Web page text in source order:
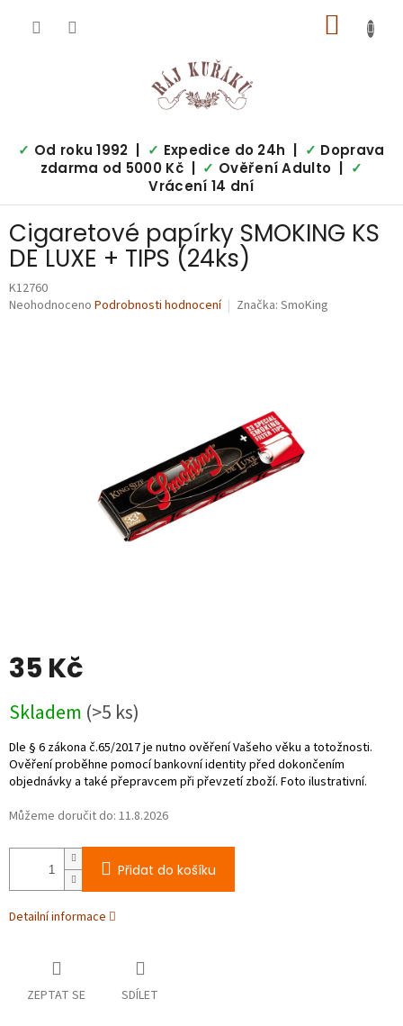
KOŠÍK
✓ Od roku 1992 | ✓ Expedice do 24h | ✓ Doprava
zdarma od 5000 Kč | ✓ Ověření Adulto |
✓
Vrácení 14 dní
Cigaretové papírky SMOKING KS
DE LUXE + TIPS (24ks)
K12760
Průměrné
Neohodnoceno Podrobnosti hodnocení Značka: SmoKing
35 Kč
cena:
Skladem (>5 ks)
Můžeme doručit do: 11.8.2026
Přidat do košíku
Detailní informace
ZEPTAT SE SDÍLET